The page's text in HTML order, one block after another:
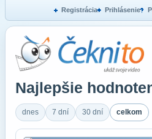
Registrácia Prihlásenie
Najlepšie
dnes 7 dní 30 dní celkom